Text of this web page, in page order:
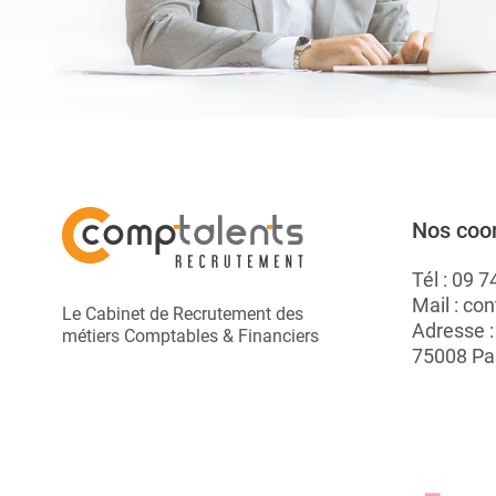
Le Cabinet de Recrutement des
métiers Comptables & Financiers
Nos
Tél : 09
Mail :
Adresse
75008